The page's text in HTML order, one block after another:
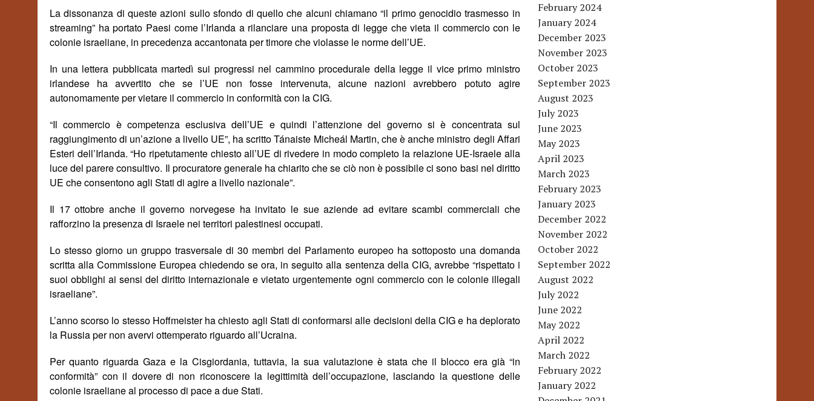
La dissonanza di queste azioni sullo sfondo di quello che alcuni chiamano “il primo genocidio trasmesso in
streaming” ha portato Paesi come l’Irlanda a rilanciare una proposta di legge che vieta il commercio con le
colonie israeliane, in precedenza accantonata per timore che violasse le norme dell’UE.
In una lettera pubblicata martedì sui progressi nel cammino procedurale della legge il vice primo ministro
irlandese ha avvertito che se l’UE non fosse intervenuta, alcunenazioni avrebbero potuto agire
autonomamente per vietare il commercio in conformitàcon laCIG.
“Il commercio è competenza esclusiva dell’UE e quindi l’attenzione del governo si è concentrata sul
raggiungimento di un’azione a livello UE”, ha scritto Tánaiste Micheál Martin, che è anche ministro degli Affari
Esteri dell’Irlanda. “Ho ripetutamente chiesto all’UE di rivedere in modo completo la relazione UE-Israele alla
luce del parere consultivo. Il procuratore generale ha chiarito che se ciò non èpossibile ci sono basi nel diritto
UE che consentono agli Stati di agire a livello nazionale”.
Il 17 ottobre anche il governo norvegese ha invitato le sue aziende ad evitarescambicommerciali che
rafforzino la presenza di Israele nei territori palestinesi occupati.
Lo stesso giorno un gruppo trasversale di 30 membri del Parlamento europeo ha sottoposto una domanda
scritta alla Commissione Europea chiedendo se ora, in seguito alla sentenza della CIG, avrebbe “rispettato i
suoi obblighi ai sensi del diritto internazionale e vietato urgentemente ogni commercio con le colonie illegali
israeliane”.
L’anno scorso lo stesso Hoffmeister ha chiesto agli Stati di conformarsi alle decisioni della CIG e ha deplorato
la Russia per non avervi ottemperato riguardo all’Ucraina.
Per quanto riguarda Gaza e la Cisgiordania, tuttavia, la sua valutazione è stata che il blocco era già “in
conformità” con il doveredi non riconoscere la legittimitàdell’occupazione, lasciando la questione delle
colonie israeliane al processo di pace a due Stati.
February 2024
January 2024
December 2023
November 2023
October 2023
September 2023
August 2023
July 2023
June 2023
May 2023
April 2023
March 2023
February 2023
January 2023
December 2022
November 2022
October 2022
September 2022
August 2022
July 2022
June 2022
May 2022
April 2022
March 2022
February 2022
January 2022